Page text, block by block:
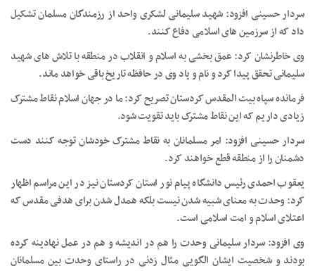
سردار حسینی افزود: شهید سلیمانی لشکری واحد از رزمندگان مسلمان تشکیل
داد که از سرزمین های اسلامی دفاع کنند.
وی خاطرنشان کرد: عمق بخشی به اسلام و انقلاب در منطقه با تلاش های شهید
سلیمانی تحقق پیدا کرد و نام و یاد وی در حافظه تاریخ باقی خواهد ماند.
فرمانده سپاه بیت المقدس کردستان تصریح کرد: ما در جهان اسلام نقاط مشترک
زیادی داریم که این نقاط مشترک باید تقویت شود.
سردار حسینی افزود: امر مسلمانان به نقاط مشترک خودشان توجه کنند دست
دشمنان را از منطقه قطع خواهند کرد.
یعقوب احمدی رئیس دانشگاه پیام نور استان کردستان نیز در این مراسم اظهار
کرد: وحدت به معنای شبیه شدن نیست بلکه همدل شدن برای هدفی مقدس که
اعتلای اسلام و امت اسلامی است.
وی افزود: سردار سلیمانی وحدت را هم در اندیشه و هم در عمل نهادینه کرده
بودند و شخصیت ایشان الگویی مثال زدنی در راستای وحدت بین مسلمانان